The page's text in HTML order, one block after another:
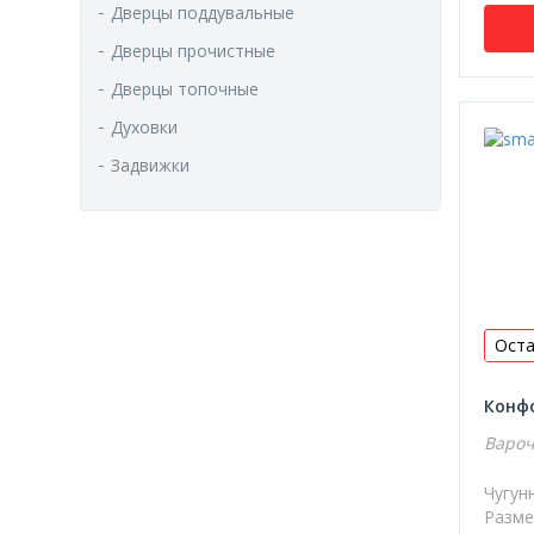
700х700х26,5
710х410х15
710х410х20
Дверцы поддувальные
Дверцы прочистные
Дверцы топочные
Духовки
Задвижки